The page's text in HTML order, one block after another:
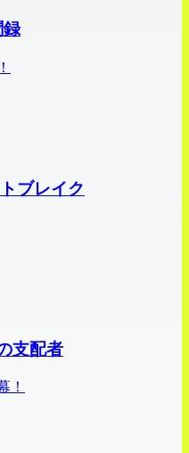
録
ブレイク
支配者
！